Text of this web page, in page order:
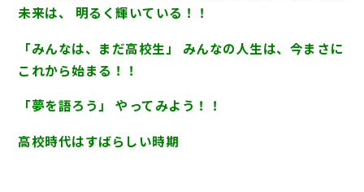
未来は、 明るく輝いている！！
「みんなは、まだ高校生」 みんなの人生は、今まさに
これから始まる！！
「夢を語ろう」 やってみよう！！
高校時代はすばらしい時期